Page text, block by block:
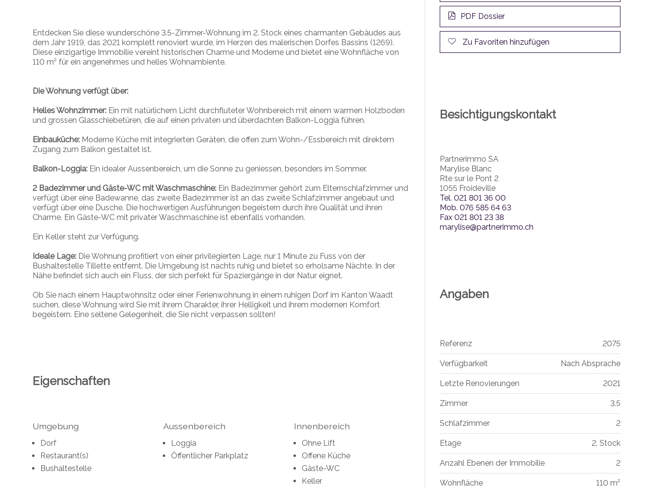
Entdecken Sie diese wunderschöne 3.5-Zimmer-Wohnung im 2. Stock eines charmanten Gebäudes aus
dem Jahr 1919, das 2021 komplett renoviert wurde, im Herzen des malerischen Dorfes Bassins (1269).
Diese einzigartige Immobilie vereint historischen Charme und Moderne und bietet eine Wohnfläche von
110 m² für ein angenehmes und helles Wohnambiente.
Die Wohnung verfügt über:
Helles Wohnzimmer: Ein mit natürlichem Licht durchfluteter Wohnbereich mit einem warmen Holzboden
und grossen Glasschiebetüren, die auf einen privaten und überdachten Balkon-Loggia führen.
Einbauküche: Moderne Küche mit integrierten Geräten, die offen zum Wohn-/Essbereich mit direktem
Zugang zum Balkon gestaltet ist.
Balkon-Loggia: Ein idealer Aussenbereich, um die Sonne zu geniessen, besonders im Sommer.
2 Badezimmer und Gäste-WC mit Waschmaschine: Ein Badezimmer gehört zum Elternschlafzimmer und
verfügt über eine Badewanne, das zweite Badezimmer ist an das zweite Schlafzimmer angebaut und
verfügt über eine Dusche. Die hochwertigen Ausführungen begeistern durch ihre Qualität und ihren
Charme. Ein Gäste-WC mit privater Waschmaschine ist ebenfalls vorhanden.
Ein Keller steht zur Verfügung.
Ideale Lage: Die Wohnung profitiert von einer privilegierten Lage, nur 1 Minute zu Fuss von der
Bushaltestelle Tillette entfernt. Die Umgebung ist nachts ruhig und bietet so erholsame Nächte. In der
Nähe befindet sich auch ein Fluss, der sich perfekt für Spaziergänge in der Natur eignet.
Ob Sie nach einem Hauptwohnsitz oder einer Ferienwohnung in einem ruhigen Dorf im Kanton Waadt
suchen, diese Wohnung wird Sie mit ihrem Charakter, ihrer Helligkeit und ihrem modernen Komfort
begeistern. Eine seltene Gelegenheit, die Sie nicht verpassen sollten!
Eigenschaften
Umgebung
Dorf
Restaurant(s)
Bushaltestelle
Aussenbereich
Loggia
Öffentlicher Parkplatz
Innenbereich
Ohne Lift
Offene Küche
Gäste-WC
Keller
PDF Dossier
Zu Favoriten hinzufügen
Besichtigungskontakt
Partnerimmo SA
Marylise Blanc
Rte sur le Pont 2
1055 Froideville
Tel. 021 801 36 00
Mob. 076 585 64 63
Fax 021 801 23 38
marylise@partnerimmo.ch
Angaben
Referenz 2075
Verfügbarkeit Nach Absprache
Letzte Renovierungen 2021
Zimmer 3.5
Schlafzimmer 2
Etage 2. Stock
Anzahl Ebenen der Immobilie 2
Wohnfläche 110 m²